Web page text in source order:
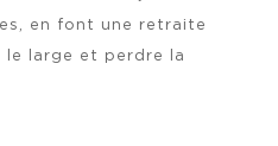
en font une retraite
large et perdre la